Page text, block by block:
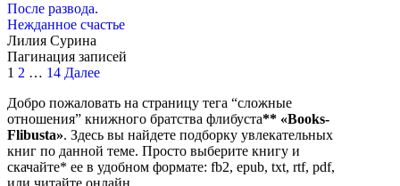
После развода.
Нежданное счастье
Лилия Сурина
Пагинация записей
1 2 … 14 Далее
Добро пожаловать на страницу тега “сложные
отношения” книжного братства флибуста** «Books-
Flibusta». Здесь вы найдете подборку увлекательных
книг по данной теме. Просто выберите книгу и
скачайте* ее в удобном формате: fb2, epub, txt, rtf, pdf,
или читайте онлайн.